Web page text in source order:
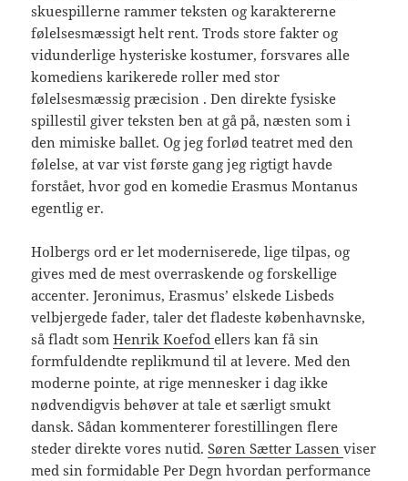
skuespillerne rammer teksten og karaktererne
følelsesmæssigt helt rent. Trods store fakter og
vidunderlige hysteriske kostumer, forsvares alle
komediens karikerede roller med stor
følelsesmæssig præcision . Den direkte fysiske
spillestil giver teksten ben at gå på, næsten som i
den mimiske ballet. Og jeg forlød teatret med den
følelse, at var vist første gang jeg rigtigt havde
forstået, hvor god en komedie Erasmus Montanus
egentlig er.
Holbergs ord er let moderniserede, lige tilpas, og
gives med de mest overraskende og forskellige
accenter. Jeronimus, Erasmus’ elskede Lisbeds
velbjergede fader, taler det fladeste københavnske,
så fladt somHenrik Koefodellers kan få sin
formfuldendte replikmund til at levere. Med den
moderne pointe, at rige mennesker i dag ikke
nødvendigvis behøver at tale et særligt smukt
dansk. Sådan kommenterer forestillingen flere
steder direkte vores nutid.Søren Sætter Lassenviser
med sin formidable Per Degn hvordan performance